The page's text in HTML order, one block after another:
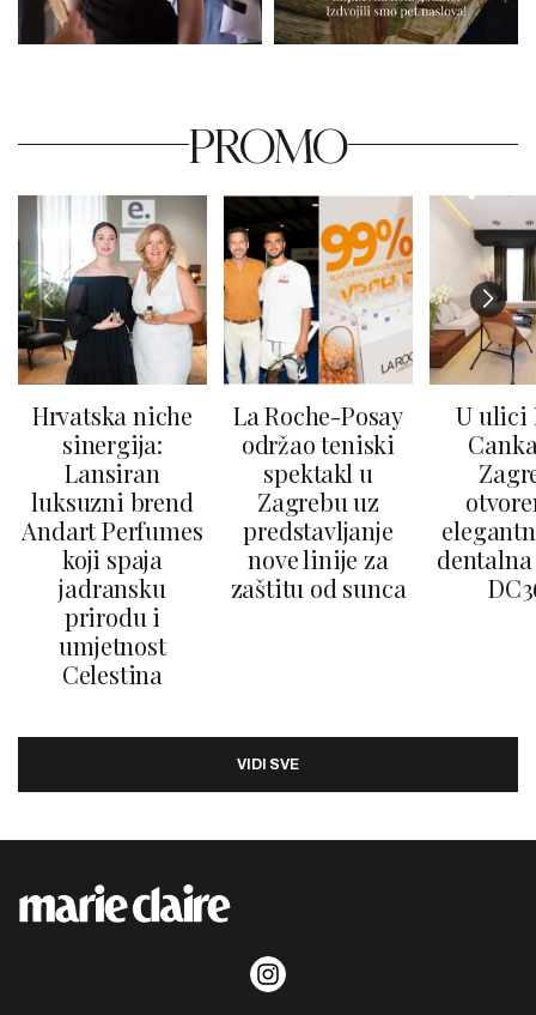
PROMO
Hrvatska niche
sinergija:
Lansiran
luksuzni brend
Andart Perfumes
koji spaja
jadransku
prirodu i
umjetnost
Celestina
La Roche-Posay
održao teniski
spektakl u
Zagrebu uz
predstavljanje
nove linije za
zaštitu od sunca
U ulici
VIDI SVE